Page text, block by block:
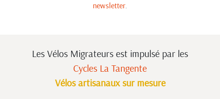
newsletter.
Les Vélos Migrateurs est impulsé par les
Cycles La Tangente
Vélos artisanaux sur mesure